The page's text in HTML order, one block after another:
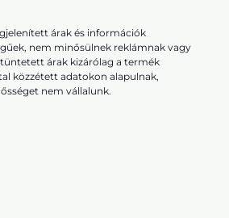
árak és információk
nem minősülnek reklámnak vagy
árak kizárólag a termék
közzétett adatokon alapulnak,
nem vállalunk.